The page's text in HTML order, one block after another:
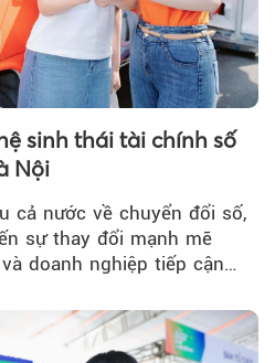
sinh thái tài chính số
Nội
cả nước về chuyển đổi số,
sự thay đổi mạnh mẽ
doanh nghiệp tiếp cận